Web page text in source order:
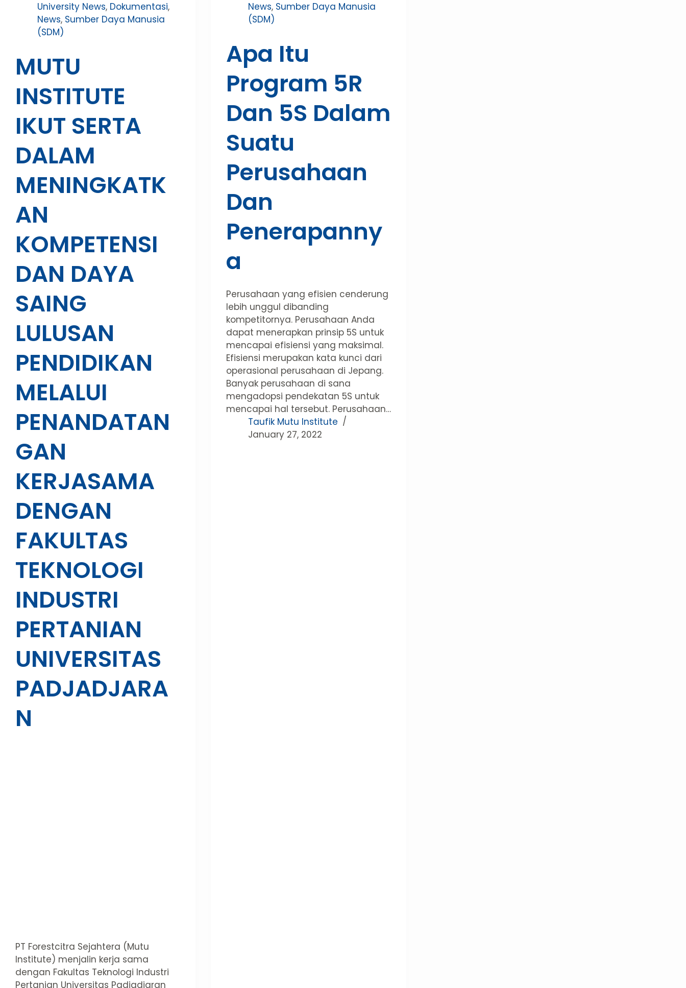
University News, Dokumentasi,
News, Sumber Daya Manusia
(SDM)
MUTU
INSTITUTE
IKUT SERTA
DALAM
MENINGKATK
AN
KOMPETENSI
DAN DAYA
SAING
LULUSAN
PENDIDIKAN
MELALUI
PENANDATAN
GAN
KERJASAMA
DENGAN
FAKULTAS
TEKNOLOGI
INDUSTRI
PERTANIAN
UNIVERSITAS
PADJADJARA
N
PT Forestcitra Sejahtera (Mutu
Institute) menjalin kerja sama
dengan Fakultas Teknologi Industri
Pertanian Universitas Padjadjaran
News, Sumber Daya Manusia
(SDM)
Apa Itu
Program 5R
Dan 5S Dalam
Suatu
Perusahaan
Dan
Penerapanny
A
Perusahaan yang efisien cenderung
lebih unggul dibanding
kompetitornya. Perusahaan Anda
dapat menerapkan prinsip 5S untuk
mencapai efisiensi yang maksimal.
Efisiensi merupakan kata kunci dari
operasional perusahaan di Jepang.
Banyak perusahaan di sana
mengadopsi pendekatan 5S untuk
mencapai hal tersebut. Perusahaan…
Taufik Mutu Institute
January 27, 2022